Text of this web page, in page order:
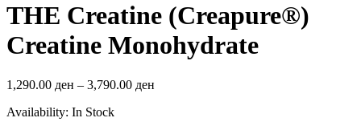
THE Creatine (Creapure®)
Creatine Monohydrate
1,290.00 ден – 3,790.00 ден
Availability: In Stock